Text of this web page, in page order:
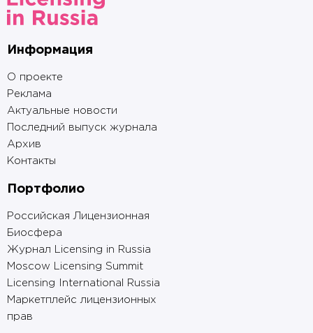
Информация
О проекте
Реклама
Актуальные новости
Последний выпуск журнала
Архив
Контакты
Портфолио
Российская Лицензионная
Биосфера
Журнал Licensing in Russia
Moscow Licensing Summit
Licensing International Russia
Маркетплейс лицензионных
прав